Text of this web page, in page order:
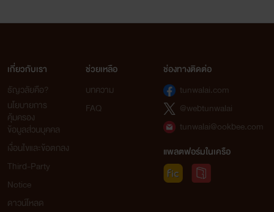
เกี่ยวกับเรา
ธัญวลัยคือ?
นโยบายการ
คุ้มครอง
ข้อมูลส่วนบุคคล
เงื่อนไขและข้อตกลง
Third-Party
Notice
ดาวน์โหลด
ช่วยเหลือ
บทความ
FAQ
ช่องทางติดต่อ
tunwalai.com
@webtunwalai
tunwalai@ookbee.com
แพลตฟอร์มในเครือ